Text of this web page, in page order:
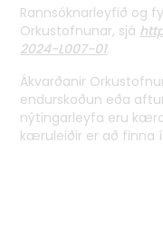
Rannsóknarleyfið og
Orkustofnunar, sjá
2024-L007-01.
Ákvarðanir
endurskoðun eða
nýtingarleyfa eru
kæruleiðir er að finna